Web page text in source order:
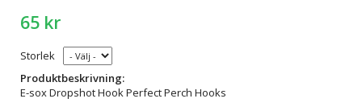
65 kr
Storlek
Produktbeskrivning:
E-sox Dropshot Hook Perfect Perch Hooks